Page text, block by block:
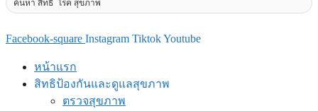
Facebook-square Instagram TiktokYoutube
หน้าแรก
สิทธิป้องกันและดูแลสุขภาพ
ตรวจสุขภาพ